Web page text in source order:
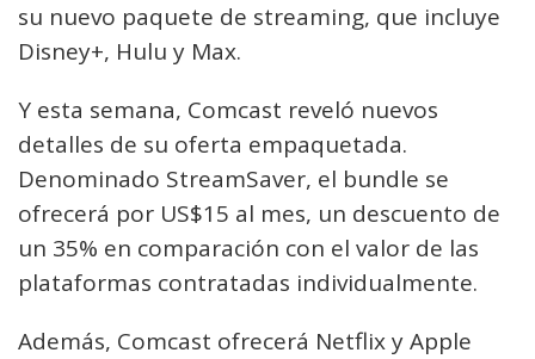
su nuevo paquete de streaming, que incluye
Disney+, Hulu y Max.
Y esta semana, Comcast reveló nuevos
detalles de su oferta empaquetada.
Denominado StreamSaver, el bundle se
ofrecerá por US$15 al mes, un descuento de
un 35% en comparación con el valor de las
plataformas contratadas individualmente.
Además, Comcast ofrecerá Netflix y Apple